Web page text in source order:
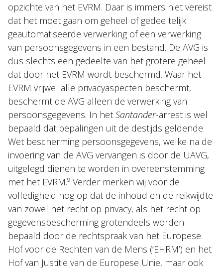
opzichte van het EVRM. Daar is immers niet vereist
dat het moet gaan om geheel of gedeeltelijk
geautomatiseerde verwerking of een verwerking
van persoonsgegevens in een bestand. De AVG is
dus slechts een gedeelte van het grotere geheel
dat door het EVRM wordt beschermd. Waar het
EVRM vrijwel alle privacyaspecten beschermt,
beschermt de AVG alleen de verwerking van
persoonsgegevens. In het Santander-arrest is wel
bepaald dat bepalingen uit de destijds geldende
Wet bescherming persoonsgegevens, welke na de
invoering van de AVG vervangen is door de UAVG,
uitgelegd dienen te worden in overeenstemming
met het EVRM.⁹ Verder merken wij voor de
volledigheid nog op dat de inhoud en de reikwijdte
van zowel het recht op privacy, als het recht op
gegevensbescherming grotendeels worden
bepaald door de rechtspraak van het Europese
Hof voor de Rechten van de Mens (‘EHRM’) en het
Hof van Justitie van de Europese Unie, maar ook